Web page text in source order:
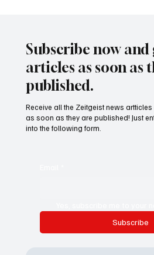
Subscribe now and
articles as soon as
published.
Subscribe
Receive all the Zeitgeist news
as soon as they are published! Just
into the following form.